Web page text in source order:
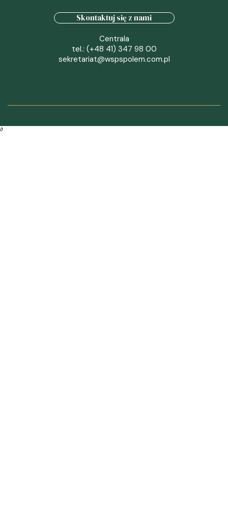
Skontaktuj się z nami
Centrala
tel.: (+48 41) 347 98 00
sekretariat@wspspolem.com.pl
∂